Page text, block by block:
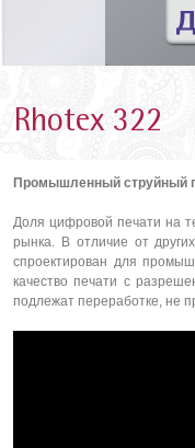
Rhotex 322
Промышленный струйный
Доля цифровой печати на
рынка. В отличие от
спроектирован для
качество печати с
подлежат переработке, не